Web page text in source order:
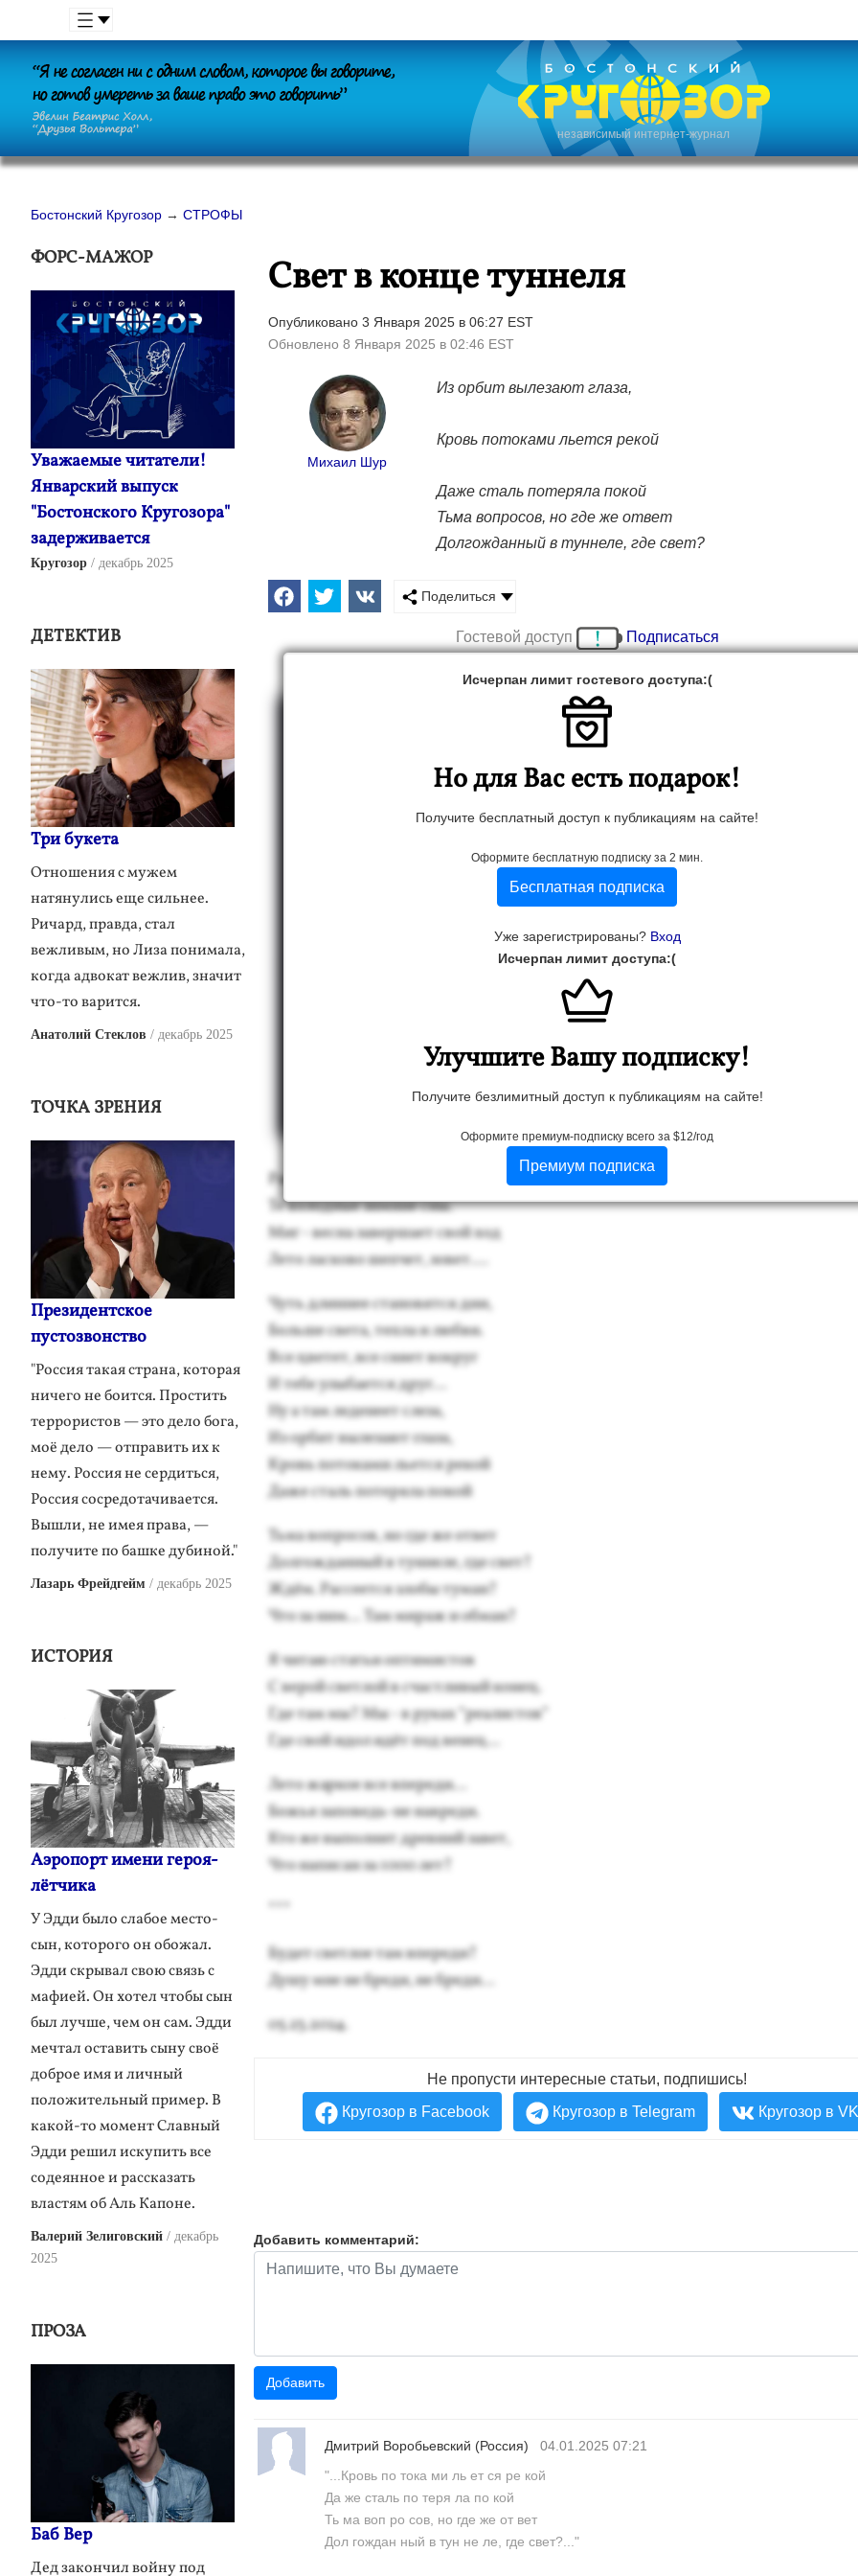
независимый интернет-журнал
Бостонский Кругозор → СТРОФЫ
Свет в конце туннеля
Опубликовано 3 Января 2025 в 06:27 EST
Обновлено 8 Января 2025 в 02:46 EST
Михаил Шур
Из орбит вылезают глаза,
Кровь потоками льется рекой
Даже сталь потеряла покой
Тьма вопросов, но где же ответ
Долгожданный в туннеле, где свет?
Поделиться
Гостевой доступ Подписаться
Исчерпан лимит гостевого доступа:(
Но для Вас есть подарок!
Получите бесплатный доступ к публикациям на сайте!
Оформите бесплатную подписку за 2 мин.
Бесплатная подписка
Уже зарегистрированы? Вход
Исчерпан лимит доступа:(
Улучшите Вашу подписку!
Получите безлимитный доступ к публикациям на сайте!
Оформите премиум-подписку всего за $12/год
Премиум подписка
Рас­тво­рились в ту­мане вес­нЫ
Те хо­лод­ные зим­ние сны.
Миг - вес­на за­вер­ша­ет свой ход
Ле­то лас­ко­во шеп­чет, зо­вет....
Чуть длин­нее ста­новят­ся дни,
Боль­ше све­та, теп­ла и люб­ви.
Все цве­тет, все си­яет вок­руг
И те­бе улы­ба­ет­ся друг…
Ну а там ле­дене­ет сле­за,
Из ор­бит вы­леза­ют гла­за,
Кровь по­тока­ми ль­ет­ся ре­кой
Да­же сталь по­теря­ла по­кой
Ть­ма воп­ро­сов, но где же от­вет
Дол­гождан­ный в тун­не­ле, где свет?
Ждём. Рас­се­ет­ся зло­бы ту­ман?
Что за ним… Там ми­раж и об­ман?
Я чи­таю статьи оп­ти­мис­тов
С ве­рой свет­лой в счас­тли­вый ко­нец.
Где там мы? Мы - в ру­ках “ре­алис­тов”
Где свой идол идёт под ве­нец...
Ле­то жар­кое все впе­реди…
Божья за­поведь-не нав­ре­ди.
Кто же вы­пол­нит древ­ний за­вет,
Что на­писан за 1000 лет?
***
Бу­дет свет­лое там впе­реди?
Ду­шу мне не бре­ди, не бре­ди…
05.23.2024.
Не пропусти интересные статьи, подпишись!
Кругозор в Facebook
Кругозор в Telegram Кругозор в
Добавить комментарий:
Дмитрий Воробьевский (Россия) 04.01.2025 07:21
"...Кровь по тока ми ль ет ся ре кой
Да же сталь по теря ла по кой
Ть ма воп ро сов, но где же от вет
Дол гождан ный в тун не ле, где свет?..."
ФОРС-МАЖОР
Уважаемые читатели!
Январский выпуск
"Бостонского Кругозора"
задерживается
Кругозор декабрь 2025
ДЕТЕКТИВ
Три букета
Отношения с мужем
натянулись еще сильнее.
Ричард, правда, стал
вежливым, но Лиза понимала,
когда адвокат вежлив, значит
что-то варится.
Анатолий Стеклов декабрь 2025
ТОЧКА ЗРЕНИЯ
Президентское
пустозвонство
"Россия такая страна, которая
ничего не боится. Простить
террористов — это дело бога,
моё дело — отправить их к
нему. Россия не сердиться,
Россия сосредотачивается.
Вышли, не имея права, —
получите по башке дубиной."
Лазарь Фрейдгейм декабрь 2025
ИСТОРИЯ
Аэропорт имени героя-
лётчика
У Эдди было слабое место-
сын, которого он обожал.
Эдди скрывал свою связь с
мафией. Он хотел чтобы сын
был лучше, чем он сам. Эдди
мечтал оставить сыну своё
доброе имя и личный
положительный пример. В
какой-то момент Славный
Эдди решил искупить все
содеянное и рассказать
властям об Аль Капоне.
Валерий Зелиговский
декабрь
2025
ПРОЗА
Баб Вер
Дед закончил войну под